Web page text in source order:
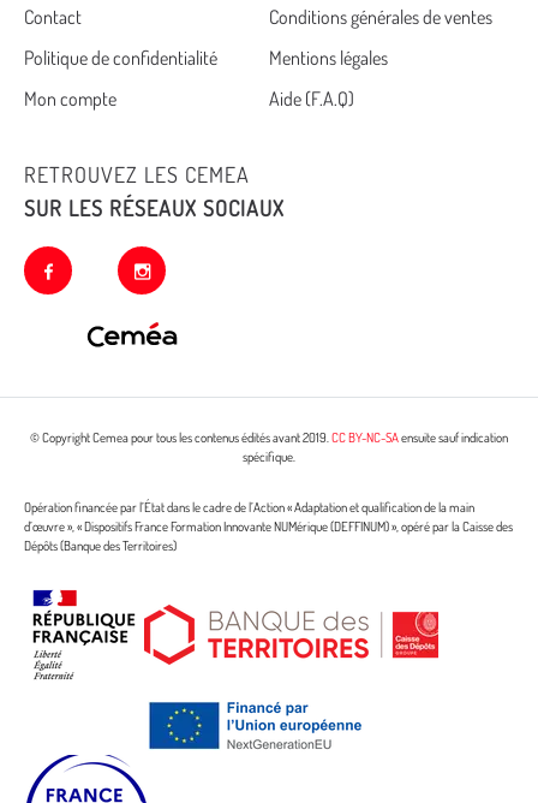
Cemea
footer
Contact
Conditions générales de ventes
Politique de confidentialité
Mentions légales
Mon compte
Aide (F.A.Q)
RETROUVEZ LES CEMEA
SUR LES RÉSEAUX SOCIAUX
facebook instagram
© Copyright Cemea pour tous les contenus édités avant 2019.CC BY-NC-SAensuite sauf indication
spécifique.
Opération financée par l’État dans le cadre de l’Action « Adaptation et qualification de la main
d’œuvre », « Dispositifs France Formation Innovante NUMérique (DEFFINUM) », opéré par la Caisse des
Dépôts (Banque des Territoires)